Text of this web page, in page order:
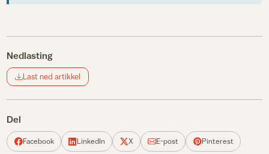
Nedlasting
Last ned artikkel
Del
Facebook LinkedIn X E-post Pinterest